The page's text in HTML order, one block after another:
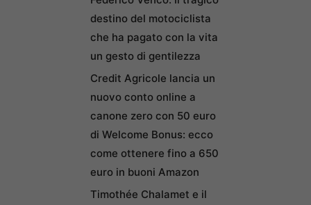
destino del motociclista
che ha pagato con la vita
un gesto di gentilezza
Credit Agricole lancia un
nuovo conto online a
canone zero con 50 euro
di Welcome Bonus: ecco
come ottenere fino a 650
euro in buoni Amazon
Timothée Chalamet e il